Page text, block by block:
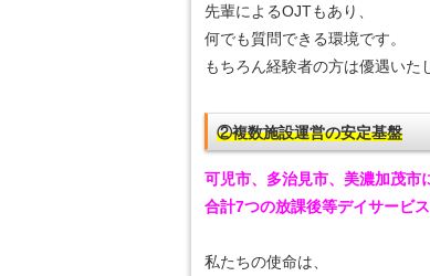
先輩によるOJTもあり、
何でも質問できる環境です。
もちろん経験者の方は優遇いた
②複数施設運営の安定基盤
可児市、多治見市、美濃加茂市
合計7つの放課後等デイサービ
私たちの使命は、